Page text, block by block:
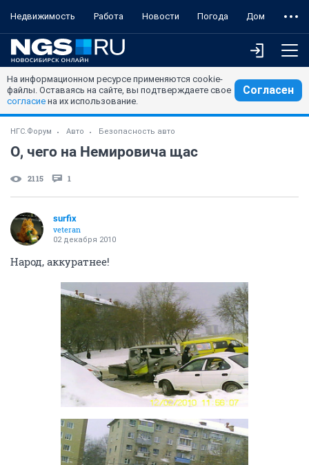
Недвижимость Работа Новости Погода Дом
На информационном ресурсе применяются cookie-
файлы. Оставаясь на сайте, вы подтверждаете свое
согласие на их использование.
Согласен
НГС.Форум Авто Безопасность авто
О, чего на Немировича щас
2115 1
surfix
veteran
02 декабря 2010
Народ, аккуратнее!